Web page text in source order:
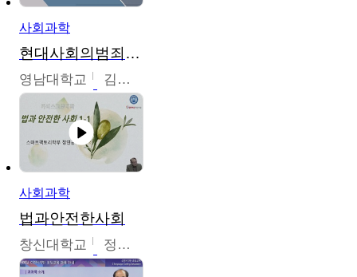
사회과학
현대사회의범죄와형사정책
영남대학교 김혜정
사회과학
법과안전한사회
창신대학교 정연균